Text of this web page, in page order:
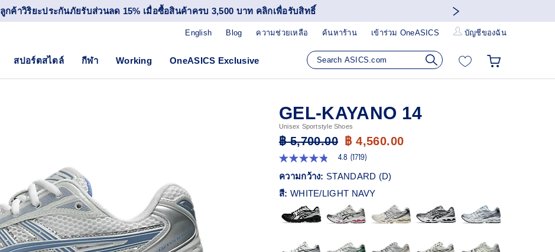
ลูกค้าวิริยะประกันภัยรับส่วนลด 15% เมื่อซื้อสินค้าครบ 3,500 บาท คลิกเพื่อรับสิทธิ์
Blog ความช่วยเหลือ ค้นหาร้าน เข้าร่วม OneASICS บัญชีของฉัน
English
สปอร์ตสไตล์ กีฬา Working OneASICS Exclusive
GEL-KAYANO 14
Unisex Sportstyle Shoes
฿ 5,700.00 ฿ 4,560.00
4.8
จาก
5
ดาว
ค่า
คะแนน
เฉลี่ย
Reviews.
4.8 (1719)
ความกว้าง: STANDARD (D)
สี: WHITE/LIGHT NAVY